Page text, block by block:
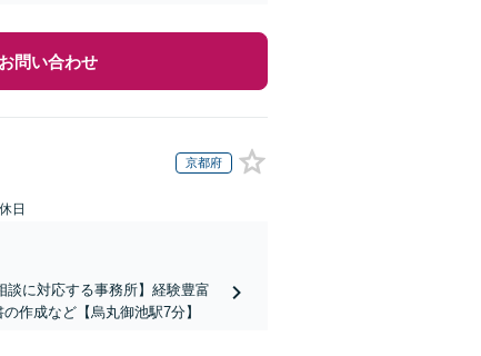
問い合わせ
京都府
日
談に対応する事務所】経験豊富
作成など【烏丸御池駅7分】